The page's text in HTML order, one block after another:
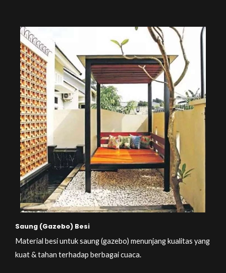
Saung (Gazebo) Besi
Material besi untuk saung (gazebo) menunjang kualitas yang
kuat & tahan terhadap berbagai cuaca.